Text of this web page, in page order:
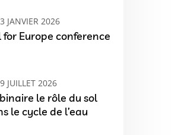
JANVIER 2026
for Europe conference
JUILLET 2026
le rôle du sol
le cycle de l’eau